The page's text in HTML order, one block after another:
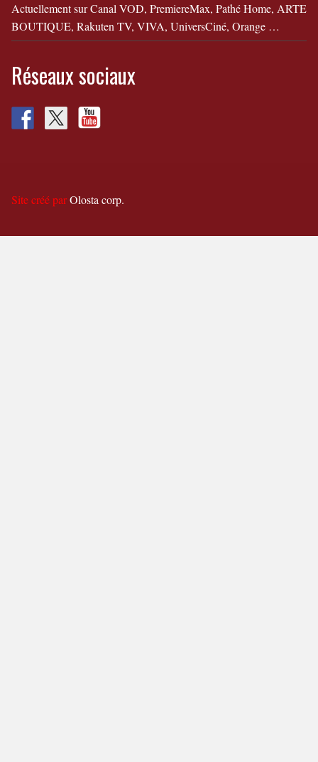
Actuellement sur Canal VOD, PremiereMax, Pathé Home, ARTE
BOUTIQUE, Rakuten TV, VIVA, UniversCiné, Orange …
Réseaux sociaux
Site créé parOlosta corp.